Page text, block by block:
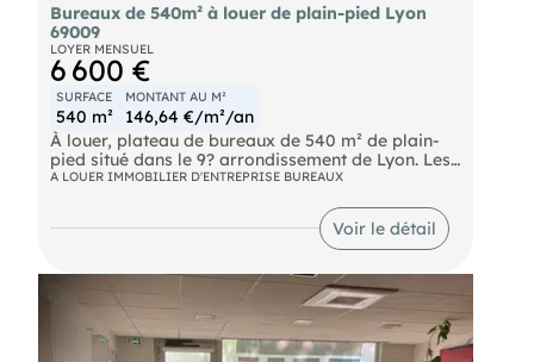
Bureaux de 540m² à louer de plain-pied Lyon
69009
LOYER MENSUEL
6 600 €
SURFACE
540 m²
MONTANT AU M²
146,64 €/m²/an
À louer, plateau de bureaux de 540 m² de plain-
pied situé dans le 9? arrondissement de Lyon. Les
locaux, accessibles PMR, offrent une vingtaine de
répondre à différents besoins d'organisation et
d'aménagement. Espaces fonctionnels, idéals pour
une entreprise souhaitant bénéficier d'un
environnement de travail confortable et
immédiatement opérationnel. 4 places de parking
peuvent être louée en sus 1.000Euros / HT HC / an
/ place. Disponible en septembre. Contactez nous
pour plus d'informations !
A LOUER IMMOBILIER D'ENTREPRISE BUREAUX
Voir le détail